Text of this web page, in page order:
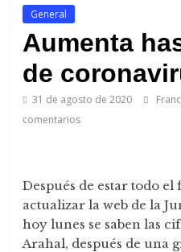
diario
digital
televisión
de
Arahal
General
Aumenta
de
31 de agosto de 2020
comentarios
Después de estar todo el
actualizar la web de la
hoy lunes se saben las
Arahal, después de una